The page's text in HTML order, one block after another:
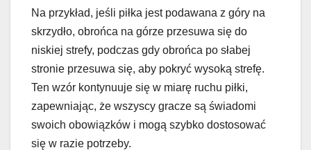
Na przykład, jeśli piłka jest podawana z góry na
skrzydło, obrońca na górze przesuwa się do
niskiej strefy, podczas gdy obrońca po słabej
stronie przesuwa się, aby pokryć wysoką strefę.
Ten wzór kontynuuje się w miarę ruchu piłki,
zapewniając, że wszyscy gracze są świadomi
swoich obowiązków i mogą szybko dostosować
się w razie potrzeby.